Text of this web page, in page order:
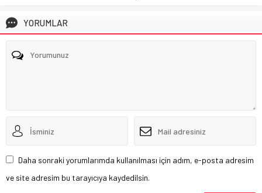
YORUMLAR
Daha sonraki yorumlarımda kullanılması için adım, e-posta adresim
ve site adresim bu tarayıcıya kaydedilsin.